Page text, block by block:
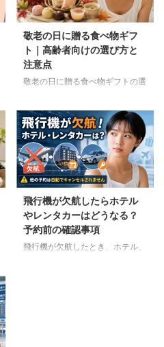
敬老の日に贈る食べ物ギフ
ト｜高齢者向けの選び方と
注意点
敬老の日に贈る食べ物ギフトの選
力や好み、食事制限、保存方法に
配慮しながら、和菓子、スープ、
ご飯のお供、やわらか食などの候
補をわかりやすく解説します。
飛行機が欠航したらホテル
やレンタカーはどうなる？
予約前の確認事項
飛行機が欠航したとき、ホテル、